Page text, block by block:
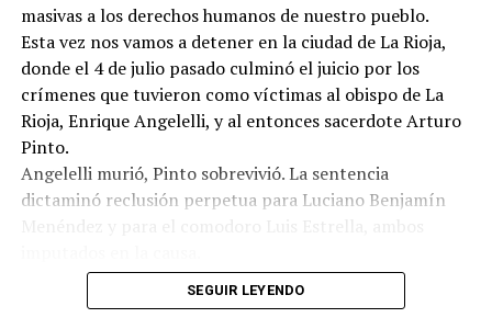
masivas a los derechos humanos de nuestro pueblo.
Esta vez nos vamos a detener en la ciudad de La Rioja,
donde el 4 de julio pasado culminó el juicio por los
crímenes que tuvieron como víctimas al obispo de La
Rioja, Enrique Angelelli, y al entonces sacerdote Arturo
Pinto.
Angelelli murió, Pinto sobrevivió. La sentencia
dictaminó reclusión perpetua para Luciano Benjamín
Además del veredicto, lo interesante del proceso judicial
fue que a lo largo de las audiencias, los testigos
SEGUIR LEYENDO